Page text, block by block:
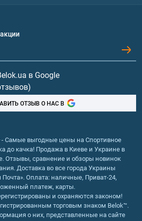
всему объему шейкера.
позволяют разбить комочки и
смесь. Считается, что
более эффективное
зафиксированная в одном
но производит лишний шум.
порошка с жидкостью
внимание еще на ряд
и объема шейкеров
и усеченный
шейкер удобно ложился в руку и
в Google
ОТЗЫВ О НАС В
Самые выгодные цены на Спортивное
до качка! Продажа в Киеве и Украине в
Отзывы, сравнение и обзоры новинок
Доставка во все города Украины
Оплата: наличные, Приват-24,
платеж, карты.
и охраняются законом!
торговым знаком Belok™.
о них, представленные на сайте